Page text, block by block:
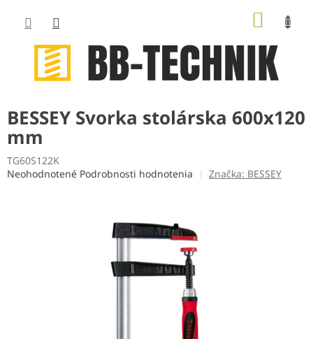
obsah
BESSEY Svorka stolárska 600x120
mm
TG60S122K
Priemerné
Neohodnotené Podrobnosti hodnotenia Značka: BESSEY